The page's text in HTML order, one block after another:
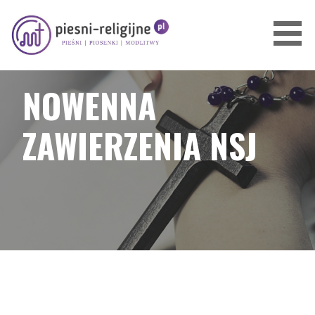
treści
PIOSENKI I PIEŚNI RELIGIJNE
NOWENNA
ZAWIERZENIA NSJ